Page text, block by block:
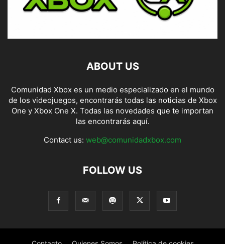
ABOUT US
Comunidad Xbox es un medio especializado en el mundo
de los videojuegos, encontrarás todas las noticias de Xbox
One y Xbox One X. Todas las novedades que te importan
las encontrarás aquí.
Contact us: web@comunidadxbox.com
FOLLOW US